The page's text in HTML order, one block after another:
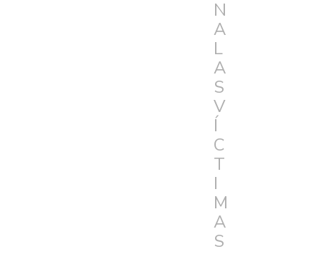
N
A
L
A
S
V
Í
C
T
I
M
A
S